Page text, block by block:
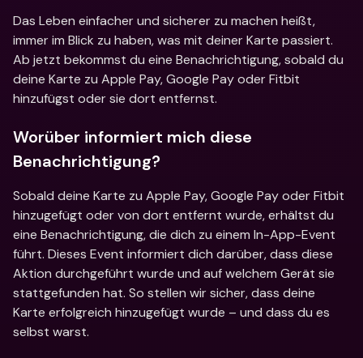
Das Leben einfacher und sicherer zu machen heißt,
immer im Blick zu haben, was mit deiner Karte passiert.
Ab jetzt bekommst du eine Benachrichtigung, sobald du
deine Karte zu Apple Pay, Google Pay oder Fitbit
hinzufügst oder sie dort entfernst.
Worüber informiert mich diese
Benachrichtigung?
Sobald deine Karte zu Apple Pay, Google Pay oder Fitbit
hinzugefügt oder von dort entfernt wurde, erhältst du
eine Benachrichtigung, die dich zu einem In-App-Event
führt. Dieses Event informiert dich darüber, dass diese
Aktion durchgeführt wurde und auf welchem Gerät sie
stattgefunden hat. So stellen wir sicher, dass deine
Karte erfolgreich hinzugefügt wurde – und dass du es
selbst warst.